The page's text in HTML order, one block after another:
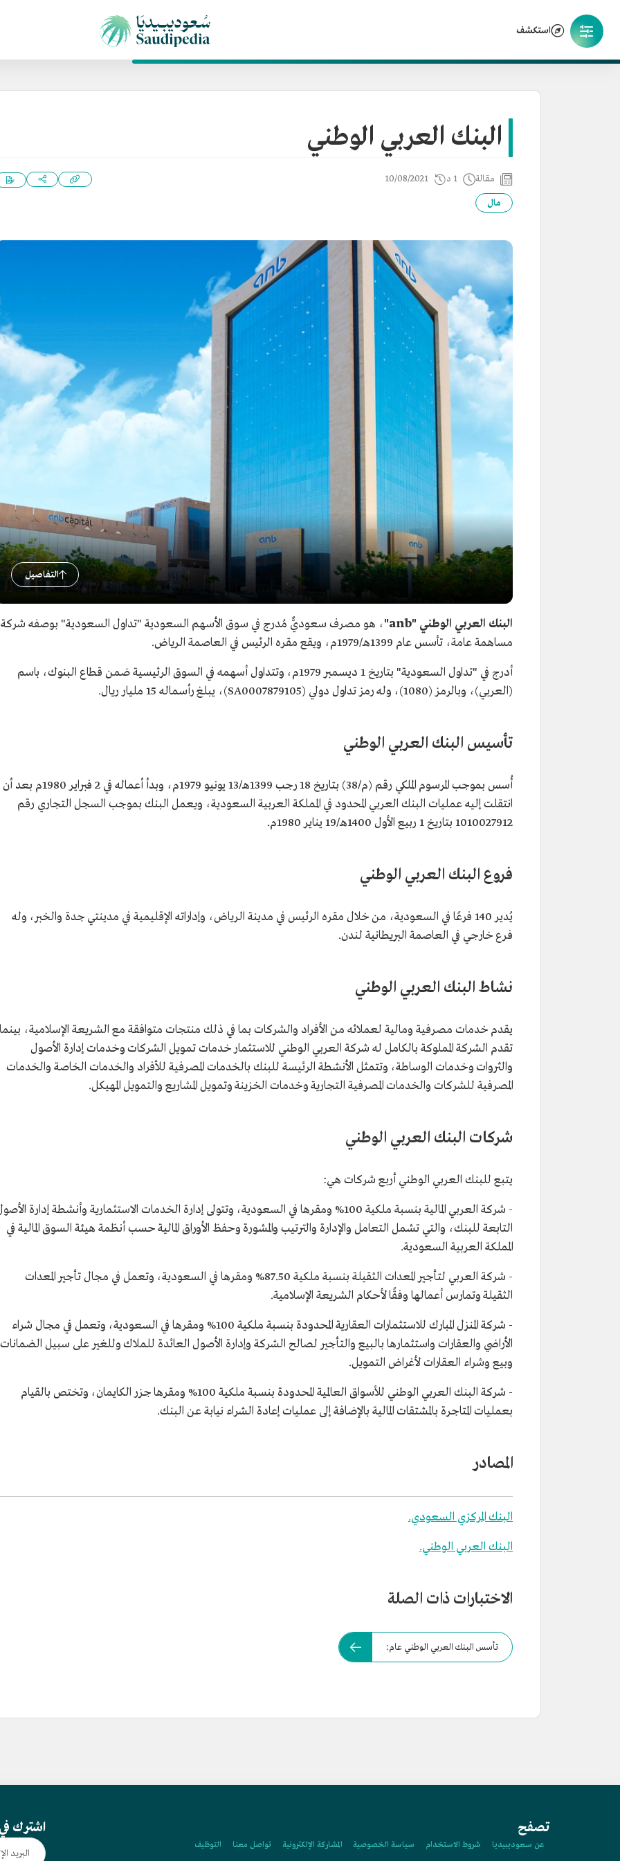
استكشف
البنك العربي الوطني
مقالة 1 د 10/08/2021
مال
التفاصيل
البنك العربي الوطني "anb"
، هو مصرف سعوديٌّ مُدرج في سوق الأسهم السعودية "تداول السعودية" بوصفه شركة
مساهمة عامة، تأسس عام 1399هـ/1979م، ويقع مقره الرئيس في العاصمة الرياض.
أدرج في "تداول السعودية" بتاريخ 1 ديسمبر 1979م، وتتداول أسهمه في السوق الرئيسية ضمن قطاع البنوك، باسم
(العربي)، وبالرمز (1080)، وله رمز تداول دولي (SA0007879105)، يبلغ رأسماله 15 مليار ريال.
تأسيس البنك العربي الوطني
أُسس بموجب المرسوم الملكي رقم (م/38) بتاريخ 18 رجب 1399هـ/13 يونيو 1979م، وبدأ أعماله في 2 فبراير 1980م بعد أن
انتقلت إليه عمليات البنك العربي المحدود في المملكة العربية السعودية، ويعمل البنك بموجب السجل التجاري رقم
1010027912 بتاريخ 1 ربيع الأول 1400هـ/19 يناير 1980م.
فروع البنك العربي الوطني
يُدير 140 فرعًا في السعودية، من خلال مقره الرئيس في مدينة الرياض، وإداراته الإقليمية في مدينتي جدة والخبر، وله
فرع خارجي في العاصمة البريطانية لندن.
نشاط البنك العربي الوطني
يقدم خدمات مصرفية ومالية لعملائه من الأفراد والشركات بما في ذلك منتجات متوافقة مع الشريعة الإسلامية، بينما
تقدم الشركة المملوكة بالكامل له شركة العربي الوطني للاستثمار خدمات تمويل الشركات وخدمات إدارة الأصول
والثروات وخدمات الوساطة، وتتمثل الأنشطة الرئيسة للبنك بالخدمات المصرفية للأفراد والخدمات الخاصة والخدمات
المصرفية للشركات والخدمات المصرفية التجارية وخدمات الخزينة وتمويل المشاريع والتمويل المهيكل.
شركات البنك العربي الوطني
يتبع للبنك العربي الوطني أربع شركات هي:
- شركة العربي المالية بنسبة ملكية 100% ومقرها في السعودية، وتتولى إدارة الخدمات الاستثمارية وأنشطة إدارة
التابعة للبنك، والتي تشمل التعامل والإدارة والترتيب والمشورة وحفظ الأوراق المالية حسب أنظمة هيئة السوق المالية في
المملكة العربية السعودية.
- شركة العربي لتأجير المعدات الثقيلة بنسبة ملكية 87.50% ومقرها في السعودية، وتعمل في مجال تأجير المعدات
الثقيلة وتمارس أعمالها وفقًا لأحكام الشريعة الإسلامية.
- شركة المنزل المبارك للاستثمارات العقارية المحدودة بنسبة ملكية 100% ومقرها في السعودية، وتعمل في مجال شراء
الأراضي والعقارات واستثمارها بالبيع والتأجير لصالح الشركة وإدارة الأصول العائدة للملاك وللغير على سبيل الضمانات
وبيع وشراء العقارات لأغراض التمويل.
- شركة البنك العربي الوطني للأسواق العالمية المحدودة بنسبة ملكية 100% ومقرها جزر الكايمان، وتختص بالقيام
بعمليات المتاجرة بالمشتقات المالية بالإضافة إلى عمليات إعادة الشراء نيابة عن البنك.
المصادر
البنك المركزي السعودي.
البنك العربي الوطني.
الاختبارات ذات الصلة
تأسس البنك العربي الوطني عام:
تصفح
عن سعوديبيديا شروط الاستخدام سياسة الخصوصية المشاركة الإلكترونية تواصل معنا التوظيف
اشترك